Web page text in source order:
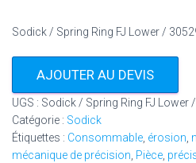
Sodick / Spring Ring FJ Lower /
AJOUTER AU DEVIS
UGS : Sodick / Spring Ring FJ Lower
Catégorie : Sodick
Étiquettes : Consommable érosion
mécanique de précision Pièce